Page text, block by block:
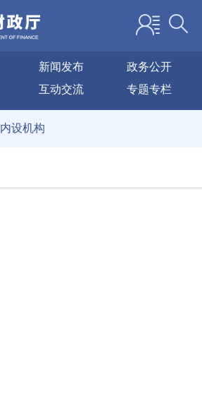
新闻发布
政务公开
互动交流 专题专栏
内设机构